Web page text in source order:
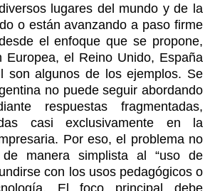
lugares del mundo y de la
o están avanzando a paso firme
el enfoque que se propone,
Europea, el Reino Unido, España
son algunos de los ejemplos. Se
no puede seguir abordando
respuestas fragmentadas,
casi exclusivamente en la
Por eso, el problema no
de manera simplista al “uso de
con los usos pedagógicos o
El foco principal debe